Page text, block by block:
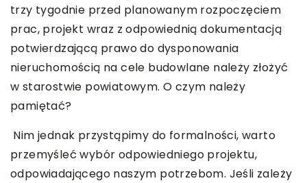
trzy tygodnie przed planowanym rozpoczęciem
prac, projekt wraz z odpowiednią dokumentacją
potwierdzającą prawo do dysponowania
nieruchomością na cele budowlane należy złożyć
w starostwie powiatowym. O czym należy
pamiętać?
Nim jednak przystąpimy do formalności, warto
przemyśleć wybór odpowiedniego projektu,
odpowiadającego naszym potrzebom. Jeśli zależy